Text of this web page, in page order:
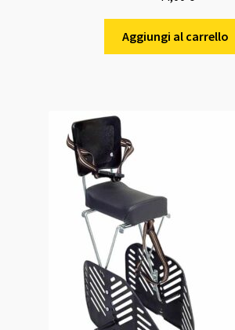
su 5
Aggiungi al carrello